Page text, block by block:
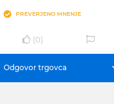
PREVERJENO MNENJE
(0)
Odgovor trgovca